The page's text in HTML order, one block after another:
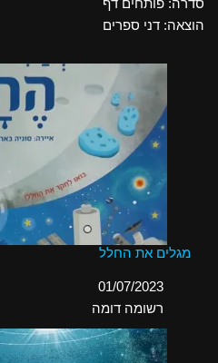
סדרה: פותחים דף
הוצאה: דני ספרים
מגלים את החלל
תאריך01/07/2023
בהקשר ל-
רשומה דומה